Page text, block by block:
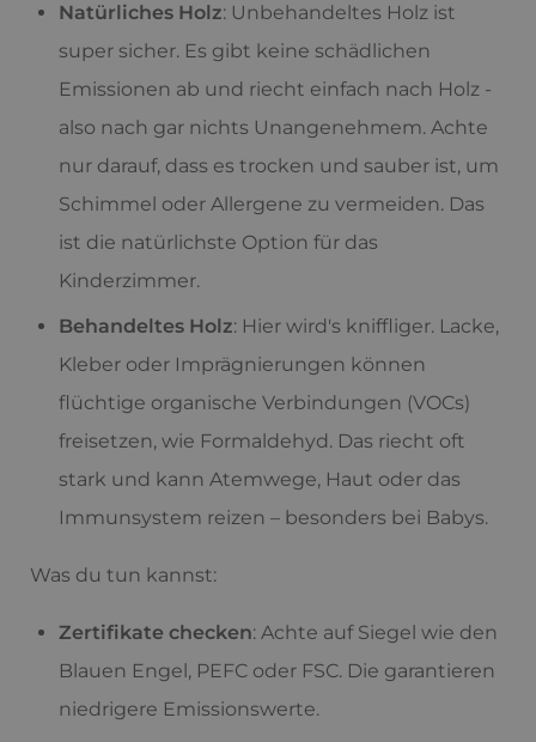
Natürliches Holz: Unbehandeltes Holz ist
super sicher. Es gibt keine schädlichen
Emissionen ab und riecht einfach nach Holz -
also nach gar nichts Unangenehmem. Achte
nur darauf, dass es trocken und sauber ist, um
Schimmel oder Allergene zu vermeiden. Das
ist die natürlichste Option für das
Kinderzimmer.
Behandeltes Holz: Hier wird's kniffliger. Lacke,
Kleber oder Imprägnierungen können
flüchtige organische Verbindungen (VOCs)
freisetzen, wie Formaldehyd. Das riecht oft
stark und kann Atemwege, Haut oder das
Immunsystem reizen – besonders bei Babys.
Was du tun kannst:
Zertifikate checken: Achte auf Siegel wie den
Blauen Engel, PEFC oder FSC. Die garantieren
niedrigere Emissionswerte.